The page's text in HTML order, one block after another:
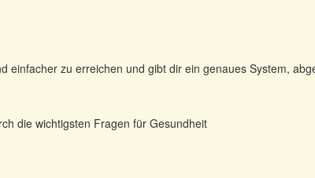
zu erreichen und gibt dir ein genaues System,
die wichtigsten Fragen für Gesundheit